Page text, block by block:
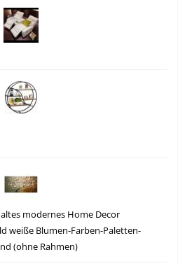
modernes Home Decor
weiße Blumen-Farben-Paletten-
(ohne Rahmen)